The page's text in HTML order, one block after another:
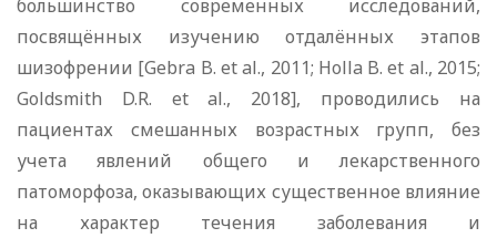
большинство современных исследований,
посвящённых изучению отдалённых этапов
шизофрении [Gebra B. et al., 2011; Holla B. et al., 2015;
Goldsmith D.R. et al., 2018], проводились на
пациентах смешанных возрастных групп, без
учета явлений общего и лекарственного
патоморфоза, оказывающих существенное влияние
на характер течения заболевания и